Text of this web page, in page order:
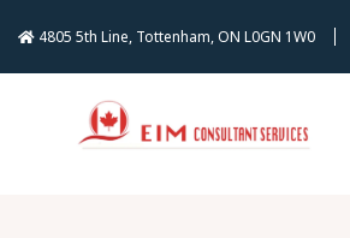
content
4805 5th Line, Tottenham, ON L0GN 1W0